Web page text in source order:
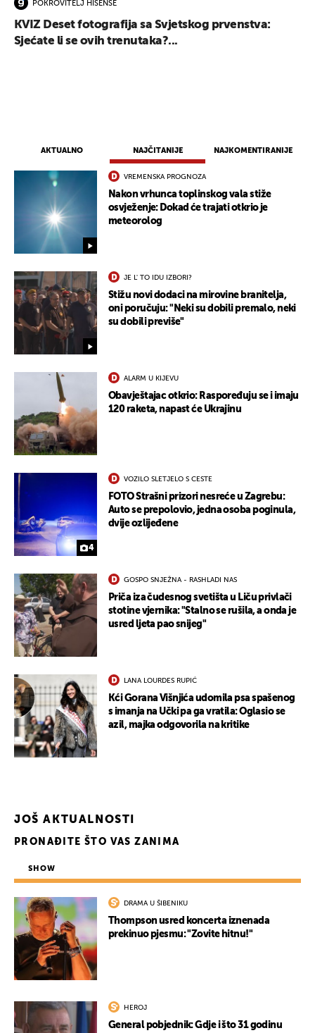
AKTUALNO NAJČITANIJE NAJKOMENTIRANIJE
VREMENSKA PROGNOZA
Nakon vrhunca toplinskog vala stiže
osvježenje: Dokad će trajati otkrio je
meteorolog
JE L' TO IDU IZBORI?
Stižu novi dodaci na mirovine branitelja,
oni poručuju: "Neki su dobili premalo, neki
su dobili previše"
ALARM U KIJEVU
Obavještajac otkrio: Raspoređuju se i imaju
120 raketa, napast će Ukrajinu
4
VOZILO SLETJELO S CESTE
FOTO Strašni prizori nesreće u Zagrebu:
Auto se prepolovio, jedna osoba poginula,
dvije ozlijeđene
GOSPO SNJEŽNA - RASHLADI NAS
Priča iza čudesnog svetišta u Liču privlači
stotine vjernika: "Stalno se rušila, a onda je
usred ljeta pao snijeg"
LANA LOURDES RUPIĆ
Kći Gorana Višnjića udomila psa spašenog
s imanja na Učki pa ga vratila: Oglasio se
azil, majka odgovorila na kritike
JOŠ AKTUALNOSTI
POKROVITELJ HISENSE
KVIZ Deset fotografija sa Svjetskog prvenstva:
Sjećate li se ovih trenutaka?...
PRONAĐITE ŠTO VAS ZANIMA
SHOW
DRAMA U ŠIBENIKU
Thompson usred koncerta iznenada
prekinuo pjesmu: "Zovite hitnu!"
HEROJ
General pobjednik: Gdje i što 31 godinu
UKLJUČITE NOTIFIKACIJE